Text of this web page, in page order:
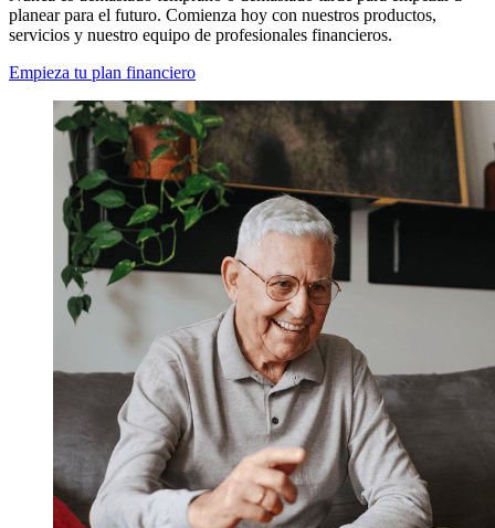
planear para el futuro. Comienza hoy con nuestros productos,
servicios y nuestro equipo de profesionales financieros.
Empieza tu plan financiero